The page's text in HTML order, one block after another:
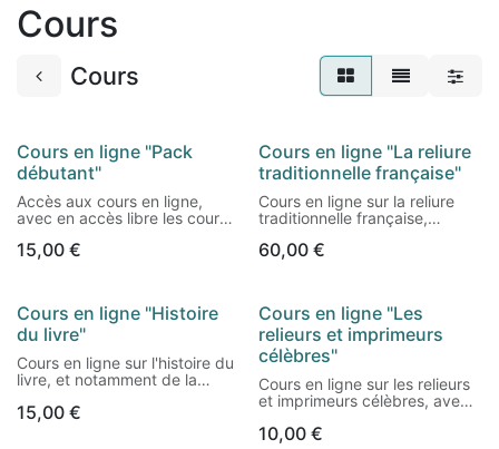
Cours
Cours
Cours en ligne "Pack
débutant"
Accès aux cours en ligne,
avec en accès libre les cours :
- "Vocabulaire"
- "Les peaux"
- "Les papiers marbrés et
- "Le carton"
- "Les fils et ficelles en reliure"
- "Les toiles de reliure"
- "Les teintures, peintures et
15,00 €
Cours en ligne "La reliure
traditionnelle française"
Cours en ligne sur la reliure
traditionnelle française,
d'illustrations.
60,00€
Cours en ligne "Histoire
du livre"
Cours en ligne sur l'histoire du
livre, et notamment de la
15,00 €
Cours en ligne "Les
relieurs et imprimeurs
célèbres"
Cours en ligne sur les relieurs
et imprimeurs célèbres, avec
illustrations pour chacun.
10,00€